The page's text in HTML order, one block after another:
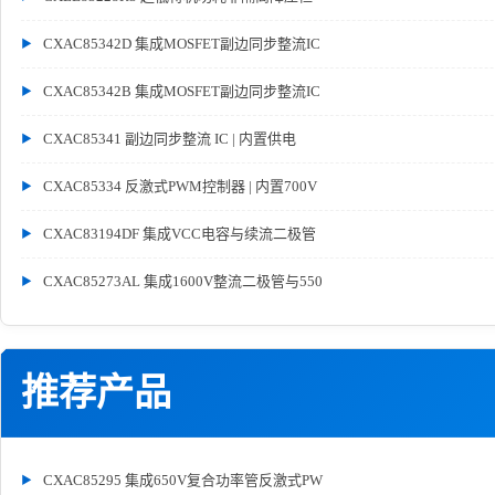
CXAC85342D 集成MOSFET副边同步整流IC
CXAC85342B 集成MOSFET副边同步整流IC
CXAC85341 副边同步整流 IC | 内置供电
CXAC85334 反激式PWM控制器 | 内置700V
CXAC83194DF 集成VCC电容与续流二极管
CXAC85273AL 集成1600V整流二极管与550
推荐产品
CXAC85295 集成650V复合功率管反激式PW